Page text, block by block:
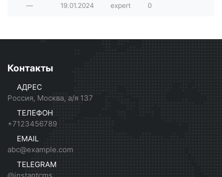
— 19.01.2024 expert 0
Контакты
АДРЕС
Россия, Москва, а/я 137
ТЕЛЕФОН
+7123456789
EMAIL
abc@example.com
TELEGRAM